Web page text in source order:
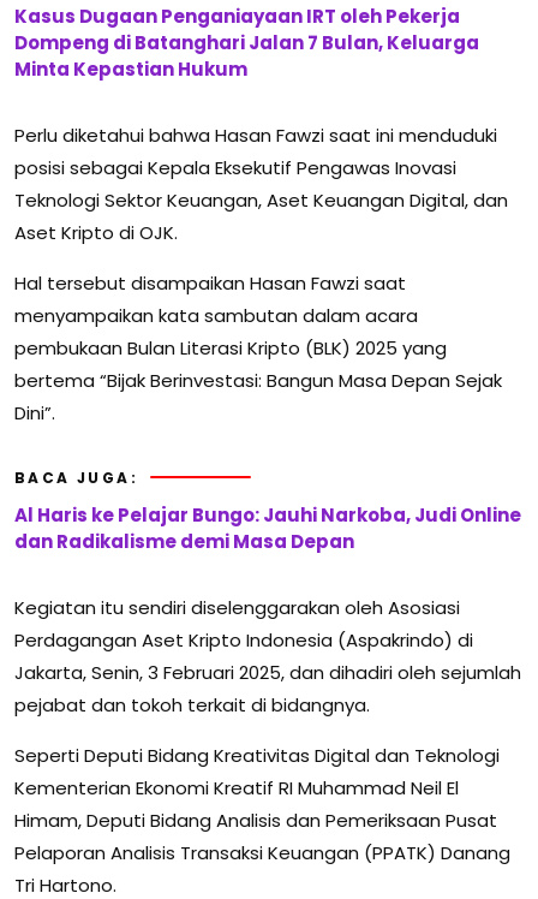
Kasus Dugaan Penganiayaan IRT oleh Pekerja
Dompeng di Batanghari Jalan 7 Bulan, Keluarga
Minta Kepastian Hukum
Perlu diketahui bahwa Hasan Fawzi saat ini menduduki
posisi sebagai Kepala Eksekutif Pengawas Inovasi
Teknologi Sektor Keuangan, Aset Keuangan Digital, dan
Aset Kripto di OJK.
Hal tersebut disampaikan Hasan Fawzi saat
menyampaikan kata sambutan dalam acara
pembukaan Bulan Literasi Kripto (BLK) 2025 yang
bertema “Bijak Berinvestasi: Bangun Masa Depan Sejak
Dini”.
BACA JUGA:
Al Haris ke Pelajar Bungo: Jauhi Narkoba, Judi Online
dan Radikalisme demi Masa Depan
Kegiatan itu sendiri diselenggarakan oleh Asosiasi
Perdagangan Aset Kripto Indonesia (Aspakrindo) di
Jakarta, Senin, 3 Februari 2025, dan dihadiri oleh sejumlah
pejabat dan tokoh terkait di bidangnya.
Seperti Deputi Bidang Kreativitas Digital dan Teknologi
Kementerian Ekonomi Kreatif RI Muhammad Neil El
Himam, Deputi Bidang Analisis dan Pemeriksaan Pusat
Pelaporan Analisis Transaksi Keuangan (PPATK) Danang
Tri Hartono.